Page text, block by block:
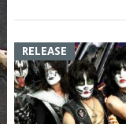
RELEASE